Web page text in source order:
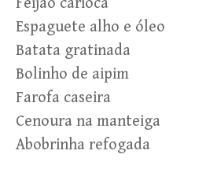
Espaguete alho e óleo
Batata gratinada
Bolinho de aipim
Farofa caseira
Cenoura na manteiga
Abobrinha refogada